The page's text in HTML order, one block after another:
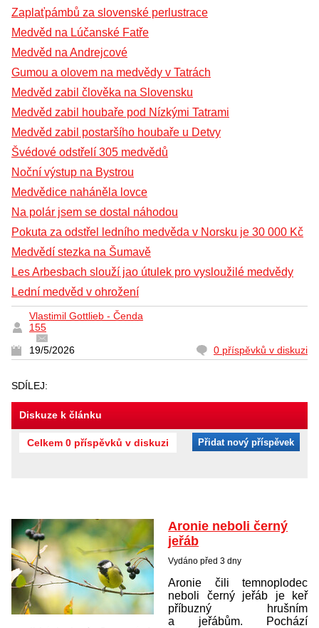
Zaplaťpámbů za slovenské perlustrace
Medvěd na Lúčanské Fatře
Medvěd na Andrejcové
Gumou a olovem na medvědy v Tatrách
Medvěd zabil člověka na Slovensku
Medvěd zabil houbaře pod Nízkými Tatrami
Medvěd zabil postaršího houbaře u Detvy
Švédové odstřelí 305 medvědů
Noční výstup na Bystrou
Medvědice naháněla lovce
Na polár jsem se dostal náhodou
Pokuta za odstřel ledního medvěda v Norsku je 30 000 Kč
Medvědí stezka na Šumavě
Les Arbesbach slouží jao útulek pro vysloužilé medvědy
Lední medvěd v ohrožení
Vlastimil Gottlieb - Čenda
155
19/5/2026
0 příspěvků v diskuzi
SDÍLEJ:
Diskuze k článku
Celkem 0 příspěvků v diskuzi Přidat nový příspěvek
Aronie neboli černý
jeřáb
Vydáno před 3 dny
Aronie čili temnoplodec
neboli černý jeřáb je keř
příbuzný hrušním
a jeřábům. Pochází